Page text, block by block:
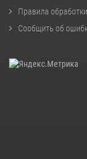
Правила
Сообщить об